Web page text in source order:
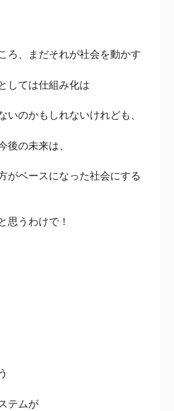
ろ、まだそれが社会を動かす
しては仕組み化は
いのかもしれないけれども、
後の未来は、
がベースになった社会にする
思うわけで！
テムが